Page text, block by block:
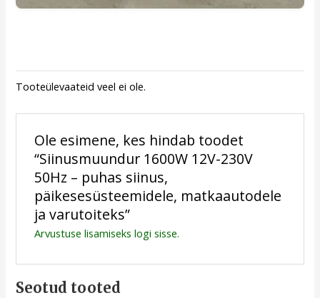
Tooteülevaateid veel ei ole.
Ole esimene, kes hindab toodet
“Siinusmuundur 1600W 12V-230V
50Hz – puhas siinus,
päikesesüsteemidele, matkaautodele
ja varutoiteks”
Arvustuse lisamiseks logi sisse.
Seotud tooted